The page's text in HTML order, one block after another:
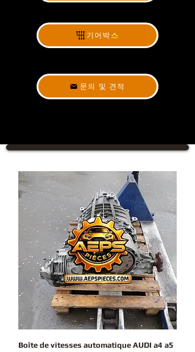
기어박스
문의 및 견적
Boîte de vitesses automatique AUDI a4 a5